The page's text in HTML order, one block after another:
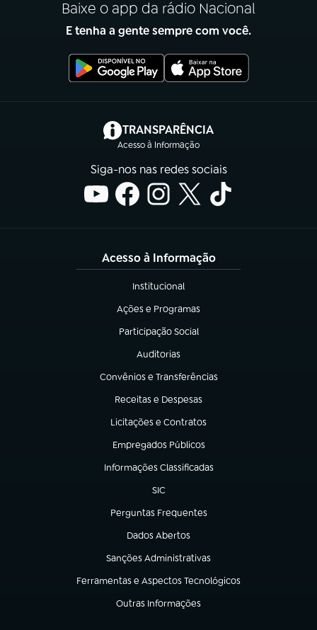
Baixe o app da rádio Nacional
E tenha a gente sempre com você.
TRANSPARÊNCIA
Acesso à Informação
(abre em nova aba)
Siga-nos nas redes sociais
Acesso à Informação
Institucional
(abre em nova aba)
Ações e Programas
(abre em nova aba)
Participação Social
(abre em nova aba)
Auditorias
(abre em nova aba)
Convênios e Transferências
(abre em nova aba)
Receitas e Despesas
(abre em nova aba)
Licitações e Contratos
(abre em nova aba)
Empregados Públicos
(abre em nova aba)
Informações Classificadas
(abre em nova aba)
SIC
(abre em nova aba)
Perguntas Frequentes
(abre em nova aba)
Dados Abertos
(abre em nova aba)
Sanções Administrativas
(abre em nova aba)
Ferramentas e Aspectos Tecnológicos
(abre em nova aba)
Outras Informações
(abre em nova aba)